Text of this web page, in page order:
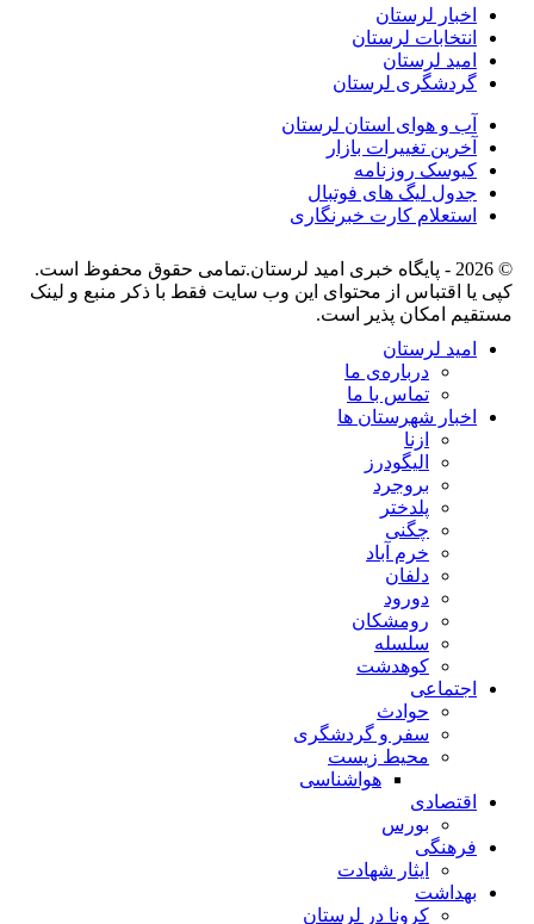
اخبار لرستان
انتخابات لرستان
امید لرستان
گردشگری لرستان
آب و هوای استان لرستان
آخرین تغییرات بازار
کیوسک روزنامه
جدول لیگ های فوتبال
استعلام کارت خبرنگاری
© 2026 - پایگاه خبری اميد لرستان.تمامی حقوق محفوظ است.
کپی یا اقتباس از محتوای این وب سایت فقط با ذکر منبع و لینک
مستقیم امکان پذیر است.
امید لرستان
درباره‌ی ما
تماس با ما
اخبار شهرستان ها
ازنا
الیگودرز
بروجرد
پلدختر
چگنی
خرم آباد
دلفان
دورود
رومشکان
سلسله
کوهدشت
اجتماعی
حوادث
سفر و گردشگری
محیط زیست
هواشناسی
اقتصادی
بورس
فرهنگی
ایثار شهادت
بهداشت
کرونا در لرستان